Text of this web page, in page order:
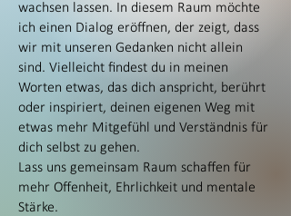
wachsen lassen. In diesem Raum möchte
ich einen Dialog eröffnen, der zeigt, dass
wir mit unseren Gedanken nicht allein
sind. Vielleicht findest du in meinen
Worten etwas, das dich anspricht, berührt
oder inspiriert, deinen eigenen Weg mit
etwas mehr Mitgefühl und Verständnis für
dich selbst zu gehen.
Lass uns gemeinsam Raum schaffen für
mehr Offenheit, Ehrlichkeit und mentale
Stärke.